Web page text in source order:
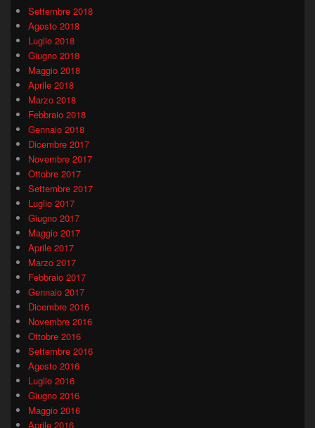
Settembre 2018
Agosto 2018
Luglio 2018
Giugno 2018
Maggio 2018
Aprile 2018
Marzo 2018
Febbraio 2018
Gennaio 2018
Dicembre 2017
Novembre 2017
Ottobre 2017
Settembre 2017
Luglio 2017
Giugno 2017
Maggio 2017
Aprile 2017
Marzo 2017
Febbraio 2017
Gennaio 2017
Dicembre 2016
Novembre 2016
Ottobre 2016
Settembre 2016
Agosto 2016
Luglio 2016
Giugno 2016
Maggio 2016
Aprile 2016